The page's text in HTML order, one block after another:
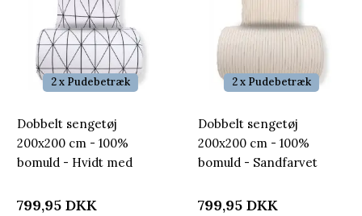
2 x Pudebetræk
Dobbelt sengetøj
200x200 cm - 100%
bomuld - Hvidt med
799,95 DKK
2 x Pudebetræk
Dobbelt sengetøj
200x200 cm - 100%
bomuld - Sandfarvet
799,95 DKK